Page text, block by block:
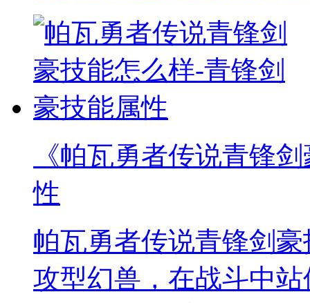
《帕瓦勇者传说青锋
性
帕瓦勇者传说青锋剑
攻型幻兽，在战斗中